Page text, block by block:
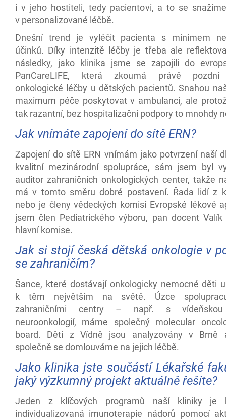
i v jeho hostiteli, tedy pacientovi, a to se
v personalizované léčbě.
Dnešní trend je vyléčit pacienta s minimem
účinků. Díky intenzitě léčby je třeba ale
následky, jako klinika jsme se zapojili do
PanCareLIFE, která zkoumá právě pozdní
onkologické léčby u dětských pacientů. Snahou
maximum péče poskytovat v ambulanci, ale
tak razantní, bez hospitalizační podpory to mnohdy
Jak vnímáte zapojení do sítě ERN?
Zapojení do sítě ERN vnímám jako potvrzení naší
kvalitní mezinárodní spolupráce, sám jsem byl
auditor zahraničních onkologických center, takže
má v tomto směru dobré postavení. Řada lidí z
nebo je členy vědeckých komisí Evropské lékové
jsem člen Pediatrického výboru, pan docent
hlavní komise.
Jak si stojí česká dětská onkologie v
se zahraničím?
Šance, které dostávají onkologicky nemocné děti
k těm největším na světě. Úzce
zahraničními centry – např. s vídeňskou
neuroonkologií, máme společný molecular
board. Děti z Vídně jsou analyzovány v Brně
společně se domlouváme na jejich léčbě.
Jako klinika jste součástí Lékařské
jaký výzkumný projekt aktuálně řešíte?
Jeden z klíčových programů naší kliniky je
individualizovaná imunoterapie nádorů pomocí